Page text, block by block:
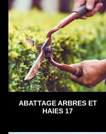
ABATTAGE ARBRES ET
HAIES 17